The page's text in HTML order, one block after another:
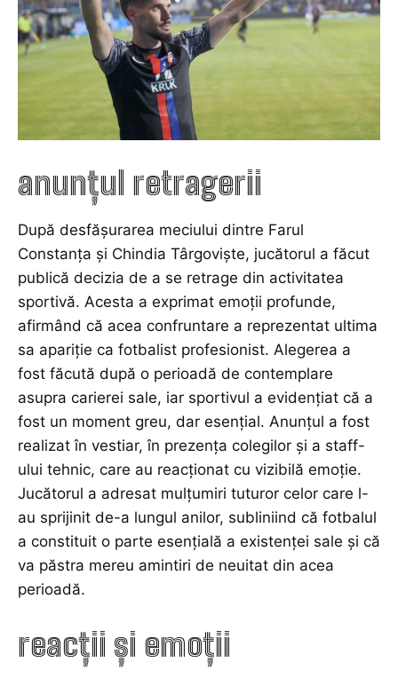
anunțul retragerii
După desfășurarea meciului dintre Farul
Constanța și Chindia Târgoviște, jucătorul a făcut
publică decizia de a se retrage din activitatea
sportivă. Acesta a exprimat emoții profunde,
afirmând că acea confruntare a reprezentat ultima
sa apariție ca fotbalist profesionist. Alegerea a
fost făcută după o perioadă de contemplare
asupra carierei sale, iar sportivul a evidențiat că a
fost un moment greu, dar esențial. Anunțul a fost
realizat în vestiar, în prezența colegilor și a staff-
ului tehnic, care au reacționat cu vizibilă emoție.
Jucătorul a adresat mulțumiri tuturor celor care l-
au sprijinit de-a lungul anilor, subliniind că fotbalul
a constituit o parte esențială a existenței sale și că
va păstra mereu amintiri de neuitat din acea
perioadă.
reacții și emoții